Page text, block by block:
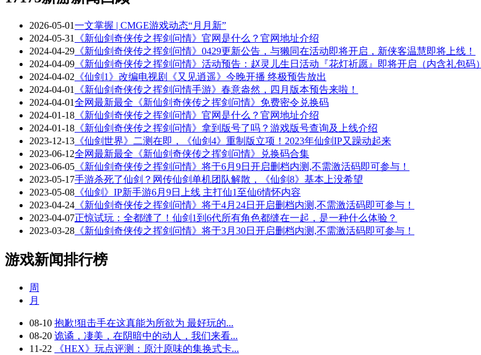
2026-05-01一文掌握 | CMGE游戏动态“月月新”
2024-05-31
《新仙剑奇侠传之挥剑问情》官网是什么？官网地址介绍
2024-04-29 《新仙剑奇侠传之挥剑问情》0429更新公告，与獭同在活动即将开启，新侠客温慧即将上线！
2024-04-09 《新仙剑奇侠传之挥剑问情》活动预告：赵灵儿生日活动『花灯祈愿』即将开启（内含礼包码）
2024-04-02 《仙剑1》改编电视剧《又见逍遥》今晚开播 终极预告放出
2024-04-01
《新仙剑奇侠传之挥剑问情手游》春意盎然，四月版本预告来啦！
2024-04-01全网最新最全《新仙剑奇侠传之挥剑问情》免费密令兑换码
2024-01-18 《新仙剑奇侠传之挥剑问情》官网是什么？官网地址介绍
2024-01-18 《新仙剑奇侠传之挥剑问情》拿到版号了吗？游戏版号查询及上线介绍
2023-12-13 《仙剑世界》二测在即，《仙剑4》重制版立项！2023年仙剑IP又躁动起来
2023-06-12全网最新最全《新仙剑奇侠传之挥剑问情》兑换码合集
2023-06-05 《新仙剑奇侠传之挥剑问情》将于6月9日开启删档内测,不需激活码即可参与！
2023-05-17手游杀死了仙剑？网传仙剑单机团队解散，《仙剑8》基本上没希望
2023-05-08 《仙剑》IP新手游6月9日上线 主打仙1至仙6情怀内容
2023-04-24 《新仙剑奇侠传之挥剑问情》将于4月24日开启删档内测,不需激活码即可参与！
2023-04-07正惊试玩：全都缝了！仙剑1到6代所有角色都缝在一起，是一种什么体验？
2023-03-28 《新仙剑奇侠传之挥剑问情》将于3月30日开启删档内测,不需激活码即可参与！
游戏新闻排行榜
周
月
08-10 抱歉!狙击手在这真能为所欲为 最好玩的...
08-20 诡谲，凄美，在阴暗中的动人，我们来看...
11-22
《HEX》玩点评测：原汁原味的集换式卡...